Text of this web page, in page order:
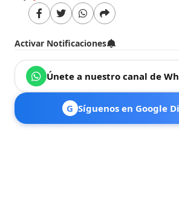
Activar Notificaciones
Únete a nuestro canal de
G Síguenos en Google